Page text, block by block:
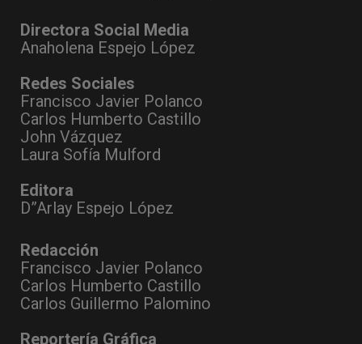
Directora Social Media
Anaholena Espejo López
Redes Sociales
Francisco Javier Polanco
Carlos Humberto Castillo
John Vázquez
Laura Sofía Mulford
Editora
D”Arlay Espejo López
Redacción
Francisco Javier Polanco
Carlos Humberto Castillo
Carlos Guillermo Palomino
Reportería Gráfica